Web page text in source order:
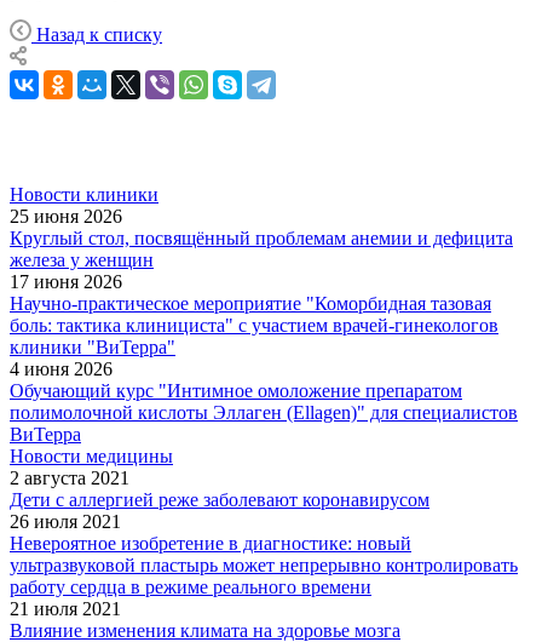
Назад к списку
Новости клиники
25 июня 2026
Круглый стол, посвящённый проблемам анемии и дефицита
железа у женщин
17 июня 2026
Научно-практическое мероприятие "Коморбидная тазовая
боль: тактика клинициста" с участием врачей-гинекологов
клиники "ВиТерра"
4 июня 2026
Обучающий курс "Интимное омоложение препаратом
полимолочной кислоты Эллаген (Ellagen)" для специалистов
ВиТерра
Новости медицины
2 августа 2021
Дети с аллергией реже заболевают коронавирусом
26 июля 2021
Невероятное изобретение в диагностике: новый
ультразвуковой пластырь может непрерывно контролировать
работу сердца в режиме реального времени
21 июля 2021
Влияние изменения климата на здоровье мозга